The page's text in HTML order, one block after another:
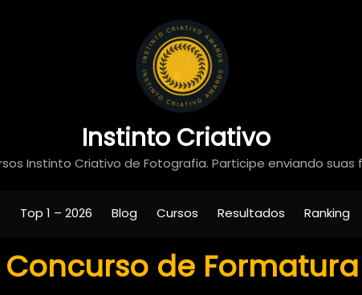
Instinto Criativo
Instinto Criativo de Fotografia. Participe enviando suas
Top 1 – 2026 Blog Cursos Resultados Ranking
Concurso de Formatura